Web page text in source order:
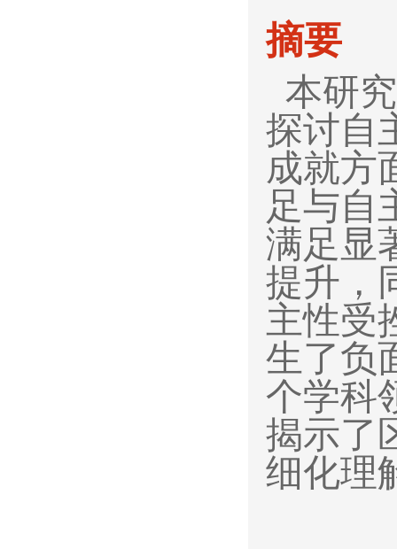
摘要
本研
探讨自
成就方
足与自
满足显
提升，
主性受
生了负
个学科
揭示了
细化理